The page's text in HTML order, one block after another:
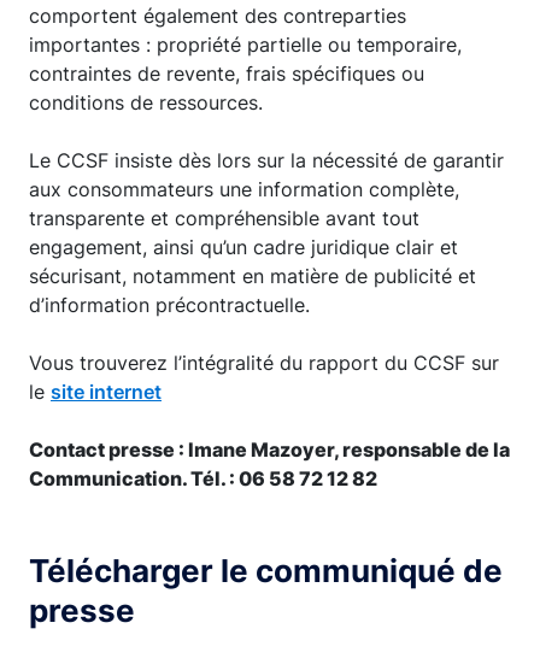
comportent également des contreparties
importantes : propriété partielle ou temporaire,
contraintes de revente, frais spécifiques ou
conditions de ressources.
Le CCSF insiste dès lors sur la nécessité de garantir
aux consommateurs une information complète,
transparente et compréhensible avant tout
engagement, ainsi qu’un cadre juridique clair et
sécurisant, notamment en matière de publicité et
d’information précontractuelle.
Vous trouverez l’intégralité du rapport du CCSF sur
le site internet
Contact presse : Imane Mazoyer, responsable de la
Communication. Tél. : 06 58 72 12 82
Télécharger le communiqué de
presse